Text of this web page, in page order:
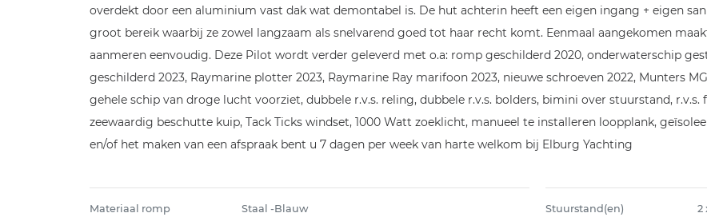
overdekt door een aluminium vast dak wat demontabel is. De hut achterin heeft een eigen ingang + eigen
groot bereik waarbij ze zowel langzaam als snelvarend goed tot haar recht komt. Eenmaal aangekomen
aanmeren eenvoudig. Deze Pilot wordt verder geleverd met o.a: romp geschilderd 2020, onderwaterschip
geschilderd 2023, Raymarine plotter 2023, Raymarine Ray marifoon 2023, nieuwe schroeven 2022, Munters
gehele schip van droge lucht voorziet, dubbele r.v.s. reling, dubbele r.v.s. bolders, bimini over stuurstand,
zeewaardig beschutte kuip, Tack Ticks windset, 1000 Watt zoeklicht, manueel te installeren loopplank,
en/of het maken van een afspraak bent u 7 dagen per week van harte welkom bij Elburg Yachting
Materiaal romp
Staal -Blauw
Stuurstand(en)
2